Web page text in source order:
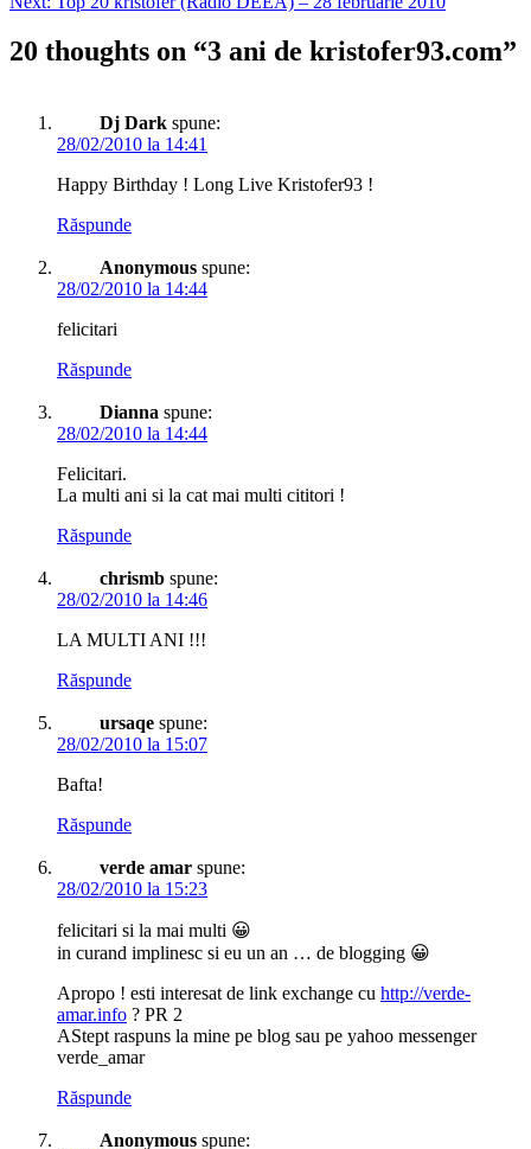
20 thoughts on “3 ani de kristofer93.com”
Dj Dark spune:
28/02/2010 la 14:41
Happy Birthday ! Long Live Kristofer93 !
Răspunde
Anonymous spune:
28/02/2010 la 14:44
felicitari
Răspunde
Dianna spune:
28/02/2010 la 14:44
Felicitari.
La multi ani si la cat mai multi cititori !
Răspunde
chrismb spune:
28/02/2010 la 14:46
LA MULTI ANI !!!
Răspunde
ursaqe spune:
28/02/2010 la 15:07
Bafta!
Răspunde
verde amar spune:
28/02/2010 la 15:23
felicitari si la mai multi 😀
in curand implinesc si eu un an … de blogging 😀
Apropo ! esti interesat de link exchange cu http://verde-
amar.info ? PR 2
AStept raspuns la mine pe blog sau pe yahoo messenger
verde_amar
Răspunde
Anonymous spune: